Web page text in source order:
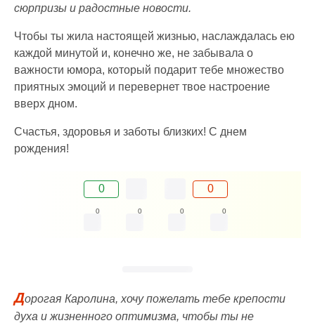
сюрпризы и радостные новости.
Чтобы ты жила настоящей жизнью, наслаждалась ею
каждой минутой и, конечно же, не забывала о
важности юмора, который подарит тебе множество
приятных эмоций и перевернет твое настроение
вверх дном.
Счастья, здоровья и заботы близких! С днем
рождения!
0 0
0 0 0 0
Дорогая Каролина, хочу пожелать тебе крепости
духа и жизненного оптимизма, чтобы ты не